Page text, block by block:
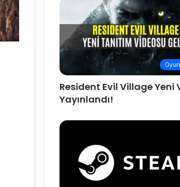
Resident Evil Village Yeni
Yayınlandı!